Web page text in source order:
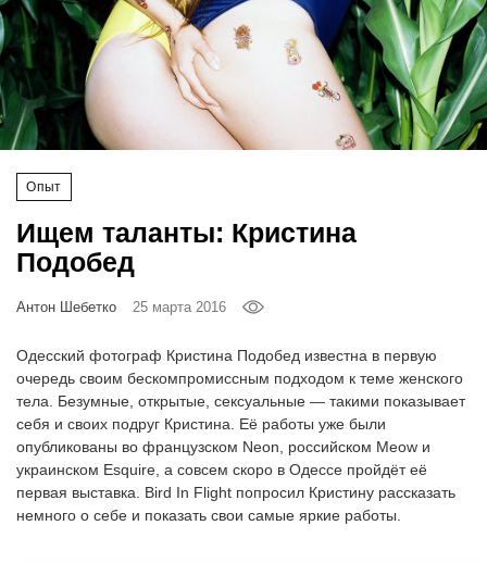
Опыт
Ищем таланты: Кристина
Подобед
Антон Шебетко 25 марта 2016
Одесский фотограф Кристина Подобед известна в первую
очередь своим бескомпромиссным подходом к теме женского
тела. Безумные, открытые, сексуальные — такими показывает
себя и своих подруг Кристина. Её работы уже были
опубликованы во французском Neon, российском Meow и
украинском Esquire, а совсем скоро в Одессе пройдёт её
первая выставка. Bird In Flight попросил Кристину рассказать
немного о себе и показать свои самые яркие работы.